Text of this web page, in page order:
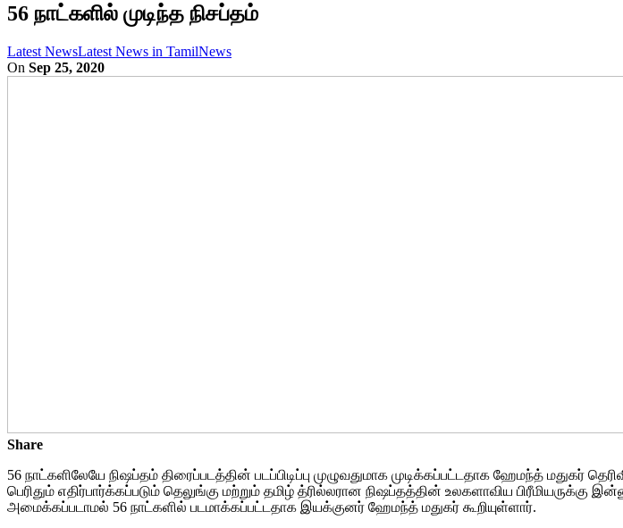
56 நாட்களில் முடிந்த நிசப்தம்
Latest NewsLatest News in TamilNews
On Sep 25, 2020
Share
56 நாட்களிலேயே நிஷப்தம் திரைப்படத்தின் படப்பிடிப்பு முழுவதுமாக முடிக்கப்பட்டதாக ஹேமந்த் மதுகர்
பெரிதும் எதிர்பார்க்கப்படும் தெலுங்கு மற்றும் தமிழ் த்ரில்லரான நிஷப்தத்தின் உலகளாவிய
அமைக்கப்படாமல் 56 நாட்களில் படமாக்கப்பட்டதாக இயக்குனர் ஹேமந்த் மதுகர் கூறியுள்ளார்.